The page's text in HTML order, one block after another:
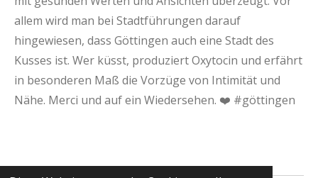
allem wird man bei Stadtführungen darauf
hingewiesen, dass Göttingen auch eine Stadt des
Kusses ist. Wer küsst, produziert Oxytocin und erfährt
in besonderen Maß die Vorzüge von Intimität und
Nähe. Merci und auf ein Wiedersehen. ❤️ #göttingen